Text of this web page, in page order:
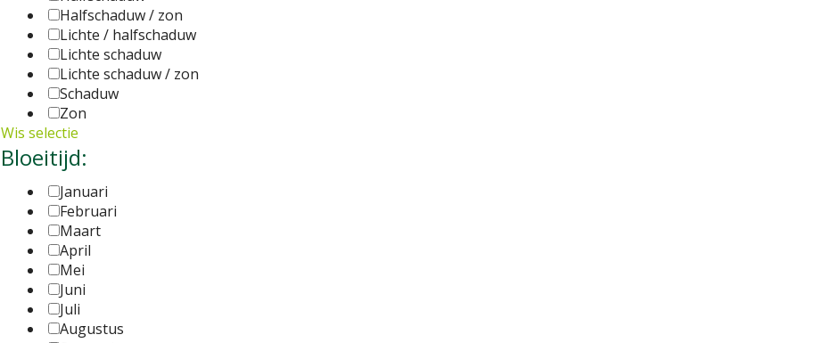
Halfschaduw / zon
Lichte / halfschaduw
Lichte schaduw
Lichte schaduw / zon
Schaduw
Zon
Wis selectie
Bloeitijd:
Januari
Februari
Maart
April
Mei
Juni
Juli
Augustus